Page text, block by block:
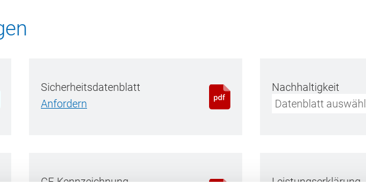
Sicherheitsdatenblatt
Anfordern
Nachhaltigkeit
Datenblatt